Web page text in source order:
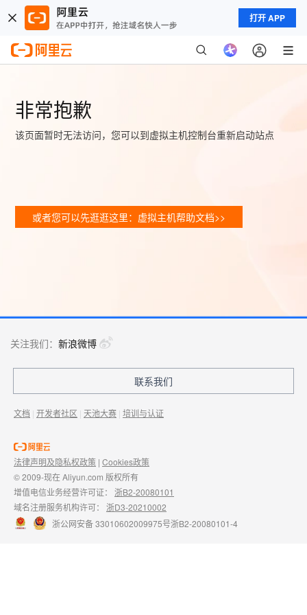
打开 APP
非常抱歉
该页面暂时无法访问，您可以到虚拟主机控制台重新启动站点
或者您可以先逛逛这里：虚拟主机帮助文档>>